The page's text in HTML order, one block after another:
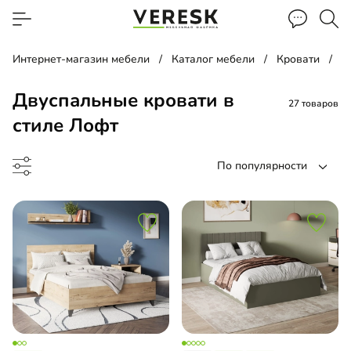
Интернет-магазин мебели Каталог мебели Кровати
Двуспальные кровати в
стиле Лофт
27 товаров
По популярности
до